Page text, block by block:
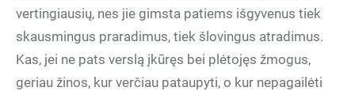
vertingiausių, nes jie gimsta patiems išgyvenus tiek
skausmingus praradimus, tiek šlovingus atradimus.
Kas, jei ne pats verslą įkūręs bei plėtojęs žmogus,
geriau žinos, kur verčiau pataupyti, o kur nepagailėti